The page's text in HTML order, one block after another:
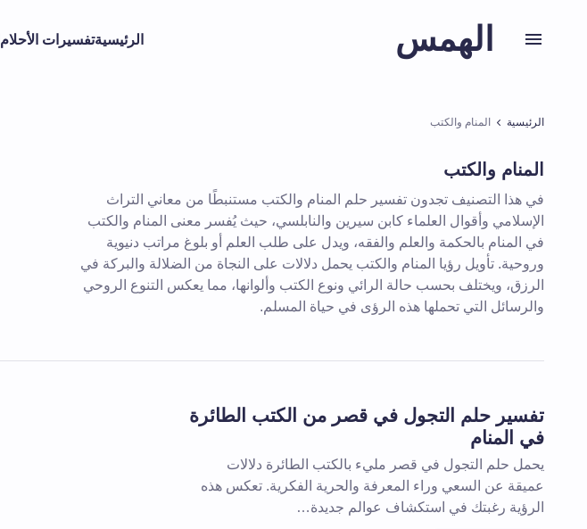
الهمس الرئيسيةتفسيرات الأحلام
الرئيسية المنام والكتب
المنام والكتب
في هذا التصنيف تجدون تفسير حلم المنام والكتب مستنبطًا من معاني التراث
الإسلامي وأقوال العلماء كابن سيرين والنابلسي، حيث يُفسر معنى المنام والكتب
في المنام بالحكمة والعلم والفقه، ويدل على طلب العلم أو بلوغ مراتب دنيوية
وروحية. تأويل رؤيا المنام والكتب يحمل دلالات على النجاة من الضلالة والبركة في
الرزق، ويختلف بحسب حالة الرائي ونوع الكتب وألوانها، مما يعكس التنوع الروحي
والرسائل التي تحملها هذه الرؤى في حياة المسلم.
تفسير حلم التجول في قصر من الكتب الطائرة
في المنام
يحمل حلم التجول في قصر مليء بالكتب الطائرة دلالات
عميقة عن السعي وراء المعرفة والحرية الفكرية. تعكس هذه
الرؤية رغبتك في استكشاف عوالم جديدة…